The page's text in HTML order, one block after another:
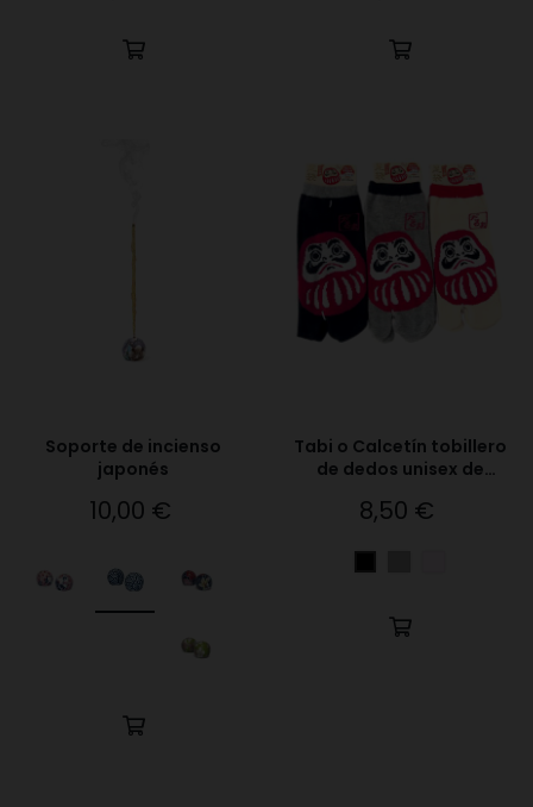
Soporte de incienso
japonés
Precio
10,00 €
Tabi o Calcetín tobillero
de dedos unisex de
Precio
8,50 €